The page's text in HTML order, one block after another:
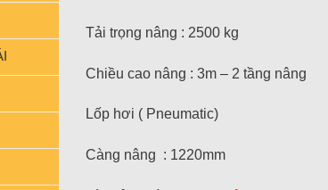
Tải trọng nâng : 2500 kg
Chiều cao nâng : 3m – 2 tầng nâng
Lốp hơi ( Pneumatic)
Càng nâng : 1220mm